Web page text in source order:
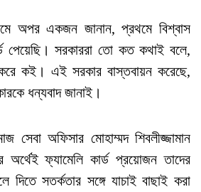
অপর একজন জানান, প্রথমে বিশ্বাস
পেয়েছি। সরকাররা তো কত কথাই বলে,
কই। এই সরকার বাস্তবায়ন করেছে,
ধন্যবাদ জানাই।
সেবা অফিসার মোহাম্মদ শিবলীজ্জামান
অর্থেই ফ্যামেলি কার্ড প্রয়োজন তাদের
দিতে সতর্কতার সঙ্গে যাচাই বাছাই করা